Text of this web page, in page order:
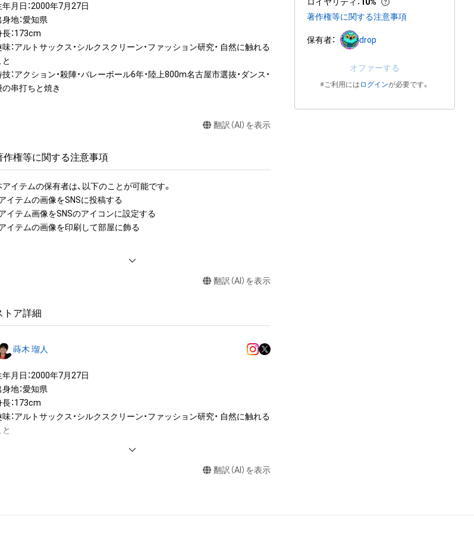
年月日：2000年7月27日
身地：愛知県
長：173cm
味：アルトサックス・シルクスクリーン・ファッション研究・ 自然に触れる
と
技：アクション・殺陣・バレーボール6年・陸上800m名古屋市選抜・ダンス・
の串打ちと焼き
翻訳（AI）を表示
作権等に関する注意事項
アイテムの保有者は、以下のことが可能です。
アイテムの画像をSNSに投稿する
アイテム画像をSNSのアイコンに設定する
アイテムの画像を印刷して部屋に飾る
ますがこれらに限られません。)にかかる知的財産権(著作権、特許権、実
れらの権利につき登録等を出願する権利を含みます。)を意味します。)
していたとしても、本アイテムに関する創作物にかかる知的財産権を有
本アイテムの著作権を有する方、著作隣接権の権利者またはその管理委託
受けている者からの事前の同意なしに、上記の「本アイテムの保有者が有
る権利」の範囲を超えた行為、知的財産権を侵害するおそれのある行為
変、公開、配布、逆コンパイル、リバースエンジニアリングを含みますが、
れに限定されません。)を行うことはできません。
本アイテムに関する創作物の利用については、公序良俗や法令に反する利
翻訳（AI）を表示
トア詳細
蒔木 瑠人
年月日：2000年7月27日
身地：愛知県
長：173cm
味：アルトサックス・シルクスクリーン・ファッション研究・ 自然に触れる
と
翻訳（AI）を表示
ロイヤリティ ：10%
著作権等に関する注意事項
保有者： drop
オファーする
※ご利用には ログインが必要です。